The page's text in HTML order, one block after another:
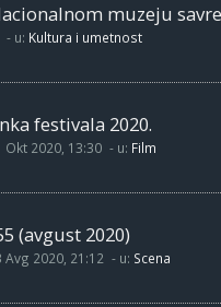
muzeju
- u: Kultura i umetnost
festivala 2020.
Okt 2020, 13:30 - u: Film
(avgust 2020)
Avg 2020, 21:12 - u: Scena